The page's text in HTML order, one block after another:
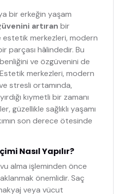
bir erkeğin yaşam
artıran bir
estetik merkezleri, modern
parçası hâlindedir. Bu
ve özgüvenini de
merkezleri, modern
stresli ortamında,
kıymetli bir zamanı
güzellikle sağlıklı yaşamı
son derece ötesinde
Nasıl Yapılır?
alma işleminden önce
önemlidir. Saç
veya vücut